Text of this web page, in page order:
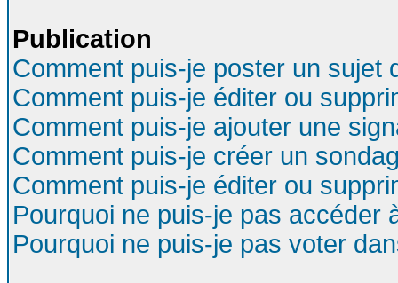
Publication
Comment puis-je poster un sujet
Comment puis-je éditer ou
Comment puis-je ajouter une
Comment puis-je créer un
Comment puis-je éditer ou
Pourquoi ne puis-je pas accéder
Pourquoi ne puis-je pas voter